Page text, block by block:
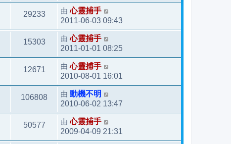
29233 由心靈捕手
2011-06-03 09:43
15303 由心靈捕手
2011-01-01 08:25
12671 由心靈捕手
2010-08-01 16:01
106808 由 動機不明
2010-06-02 13:47
50577 由心靈捕手
2009-04-09 21:31